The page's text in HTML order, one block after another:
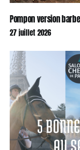
Pompon version
27 juillet 2026